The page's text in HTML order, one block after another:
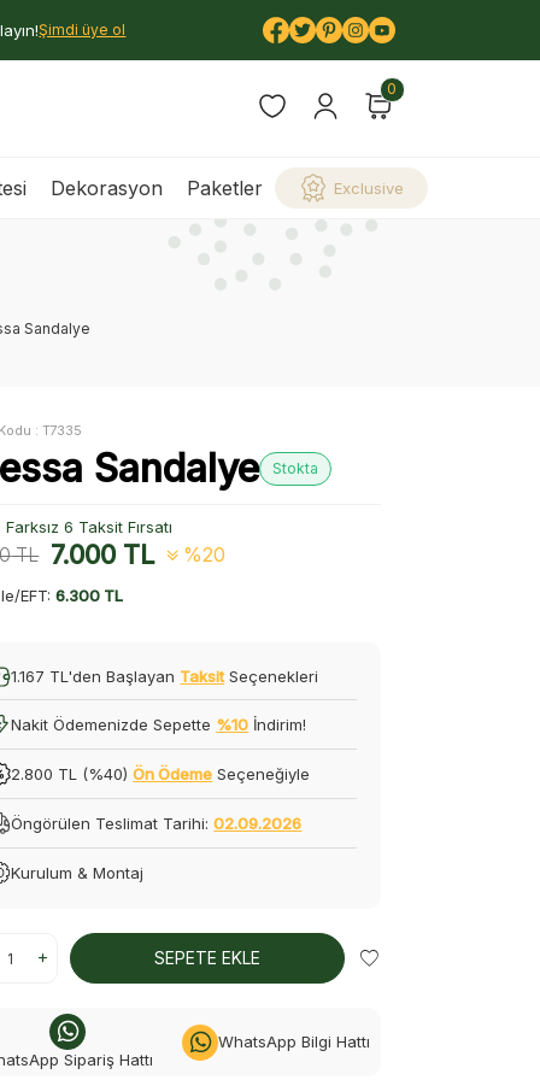
Şimdi üye ol
0
Dekorasyon Paketler Exclusive
Sandalye
:T7335
Sandalye Stokta
6 Taksit Fırsatı
TL 7.000TL %20
EFT:6.300 TL
1.167 TL'den Başlayan Taksit Seçenekleri
Nakit Ödemenizde Sepette %10 İndirim!
2.800 TL (%40)Ön Ödeme Seçeneğiyle
Öngörülen Teslimat Tarihi:02.09.2026
Kurulum & Montaj
SEPETE EKLE
Sipariş Hattı
WhatsApp Bilgi Hattı